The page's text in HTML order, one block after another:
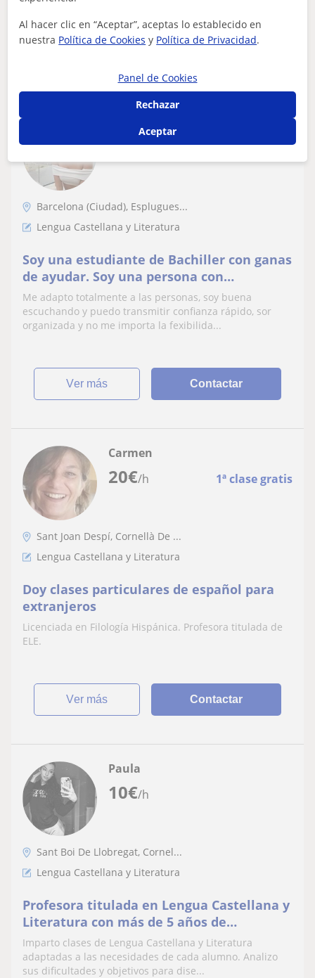
10€/h 1ª clase gratis
Barcelona (Ciudad), Esplugues...
Lengua Castellana y Literatura
Soy una estudiante de Bachiller con ganas
de ayudar. Soy una persona con
amabilidad y paciencia
Me adapto totalmente a las personas, soy buena
escuchando y puedo transmitir confianza rápido, sor
organizada y no me importa la fexibilida...
ver más Contactar
20€/h 1ª clase gratis
Carmen
Sant Joan Despí, Cornellà De ...
Lengua Castellana y Literatura
Doy clases particulares de español para
extranjeros
Licenciada en Filología Hispánica. Profesora titulada de
ELE.
ver más Contactar
10€/h
Paula
Sant Boi De Llobregat, Cornel...
Lengua Castellana y Literatura
Profesora titulada en Lengua Castellana y
Literatura con más de 5 años de
experiencia, ofrece clases particulares
personalizadas
Imparto clases de Lengua Castellana y Literatura
adaptadas a las necesidades de cada alumno. Analizo
sus dificultades y objetivos para dise...
Al hacer clic en “Aceptar”, aceptas lo establecido en
nuestra Política de Cookies y Política de Privacidad.
Panel de Cookies
Rechazar
Aceptar